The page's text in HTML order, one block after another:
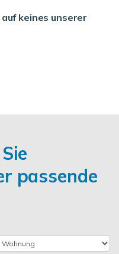
keines unserer
passende